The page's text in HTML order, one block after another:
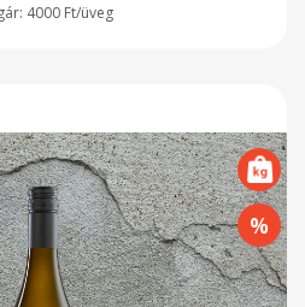
4000 Ft/üveg